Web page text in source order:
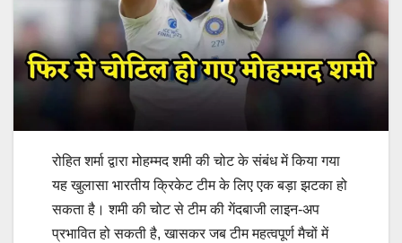
रोहित शर्मा द्वारा मोहम्मद शमी की चोट के संबंध में किया गया
यह खुलासा भारतीय क्रिकेट टीम के लिए एक बड़ा झटका हो
सकता है। शमी की चोट से टीम की गेंदबाजी लाइन-अप
प्रभावित हो सकती है, खासकर जब टीम महत्वपूर्ण मैचों में